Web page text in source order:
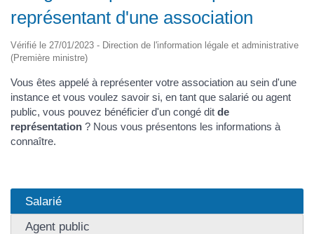
représentant d'une association
Vérifié le 27/01/2023 - Direction de l'information légale et administrative
(Première ministre)
Vous êtes appelé à représenter votre association au sein d'une
instance et vous voulez savoir si, en tant que salarié ou agent
public, vous pouvez bénéficier d'un congé dit de
représentation ? Nous vous présentons les informations à
connaître.
Salarié
Agent public